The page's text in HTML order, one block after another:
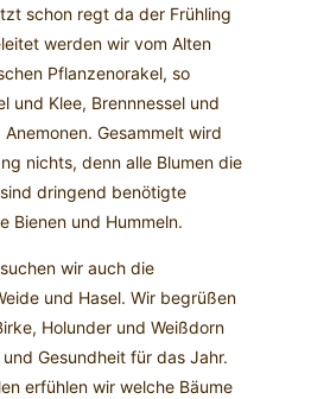
schon regt da der Frühling
werden wir vom Alten
Pflanzenorakel, so
und Klee, Brennnessel und
Gesammelt wird
nichts, denn alle Blumen die
dringend benötigte
Bienen und Hummeln.
wir auch die
und Hasel. Wir begrüßen
Holunder und Weißdorn
Gesundheit für das Jahr.
erfühlen wir welche Bäume